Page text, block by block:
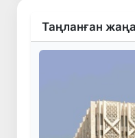
Таңланған